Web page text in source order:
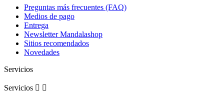
Preguntas más frecuentes (FAQ)
Medios de pago
Entrega
Newsletter Mandalashop
Sitios recomendados
Novedades
Servicios
Servicios  